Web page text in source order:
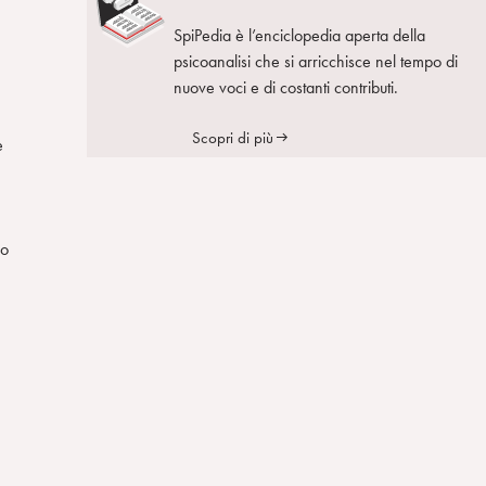
SpiPedia è l’enciclopedia aperta della
psicoanalisi che si arricchisce nel tempo di
nuove voci e di costanti contributi.
Scopri di più